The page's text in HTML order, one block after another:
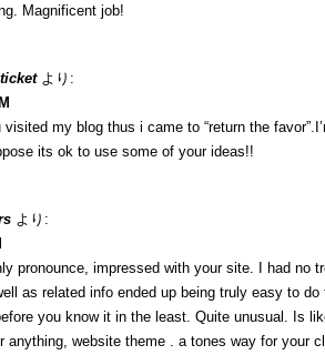
Magnificent job!
より:
my blog thus i came to “return the
its ok to use some of your ideas!!
より:
pronounce, impressed with your site. I had no
as related info ended up being truly easy to
you know it in the least. Quite unusual. Is
anything, website theme . a tones way for your